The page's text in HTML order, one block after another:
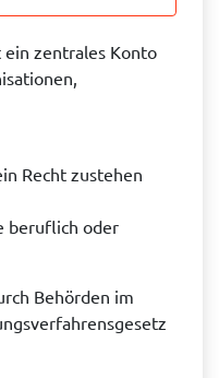
zentrales Konto
Recht zustehen
beruflich oder
Behörden im